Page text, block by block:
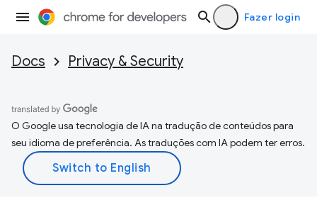
Fazer login
Docs Privacy & Security
O Google usa tecnologia de IA na tradução de conteúdos para
seu idioma de preferência. As traduções com IA podem ter erros.